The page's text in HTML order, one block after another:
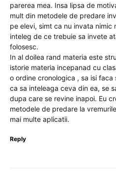
parerea mea. Insa lipsa de
mult din metodele de predare
pe elevi, simt ca nu invata nimic
inteleg de ce trebuie sa invete
folosesc.
In al doilea rand materia este
istorie materia incepanad cu
o ordine cronologica , sa isi faca
ca sa inteleaga ceva din ea, se
dupa care se revine inapoi. Eu
metodele de predare la
mai multe aplicatii.
Reply